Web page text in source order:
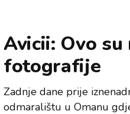
Avicii: Ovo
fotografije
Zadnje dane prije
odmaralištu u Omanu